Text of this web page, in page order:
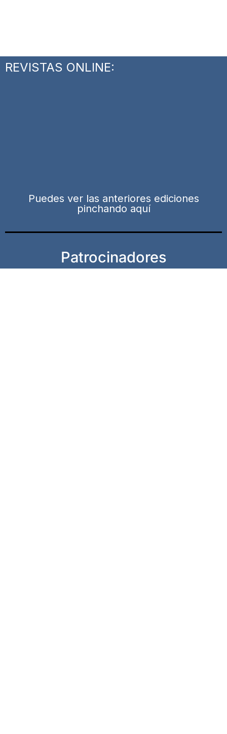
REVISTAS ONLINE:
Puedes ver las anteriores ediciones
pinchando aquí
Patrocinadores